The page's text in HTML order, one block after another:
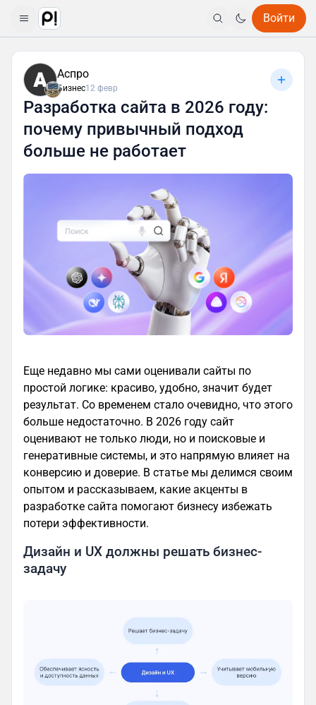
Войти
Аспро
Бизнес12 февр
Разработка сайта в 2026 году:
почему привычный подход
больше не работает
Еще недавно мы сами оценивали сайты по
простой логике: красиво, удобно, значит будет
результат. Со временем стало очевидно, что этого
больше недостаточно. В 2026 году сайт
оценивают не только люди, но и поисковые и
генеративные системы, и это напрямую влияет на
конверсию и доверие. В статье мы делимся своим
опытом и рассказываем, какие акценты в
разработке сайта помогают бизнесу избежать
потери эффективности.
Дизайн и UX должны решать бизнес-
задачу